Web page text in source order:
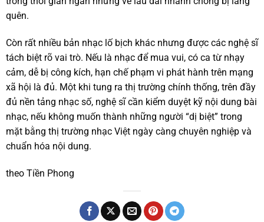
quên.
Còn rất nhiều bản nhạc lố bịch khác nhưng được các nghệ sĩ
tách biệt rõ vai trò. Nếu là nhạc để mua vui, có ca từ nhạy
cảm, dễ bị công kích, hạn chế phạm vi phát hành trên mạng
xã hội là đủ. Một khi tung ra thị trường chính thống, trên đầy
đủ nền tảng nhạc số, nghệ sĩ cần kiểm duyệt kỹ nội dung bài
nhạc, nếu không muốn thành những người “dị biệt” trong
mặt bằng thị trường nhạc Việt ngày càng chuyên nghiệp và
chuẩn hóa nội dung.
theo Tiền Phong